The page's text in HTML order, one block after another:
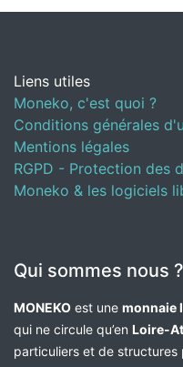
Liens utiles
Moneko, c'est quoi ?
Conditions générales
Mentions légales
RGPD - Protection des
Moneko & les logiciels
Qui sommes nous ?
MONEKO est une monnaie
qui ne circule qu’en Loire-
particuliers et de structures